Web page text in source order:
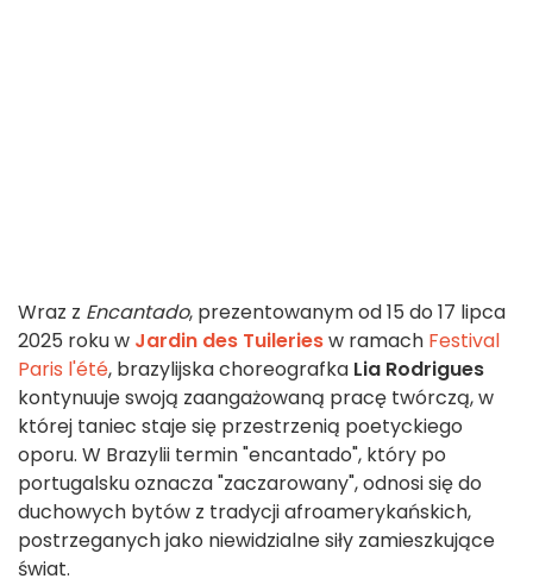
Wraz z Encantado, prezentowanym od 15 do 17 lipca
2025 roku w Jardin des Tuileriesw ramach Festival
Paris l'été, brazylijska choreografka Lia Rodrigues
kontynuuje swoją zaangażowaną pracę twórczą, w
której taniec staje się przestrzenią poetyckiego
oporu. W Brazylii termin "encantado", który po
portugalsku oznacza "zaczarowany", odnosi się do
duchowych bytów z tradycji afroamerykańskich,
postrzeganych jako niewidzialne siły zamieszkujące
świat.